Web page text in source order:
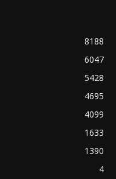
8188
6047
5428
4695
4099
1633
1390
4